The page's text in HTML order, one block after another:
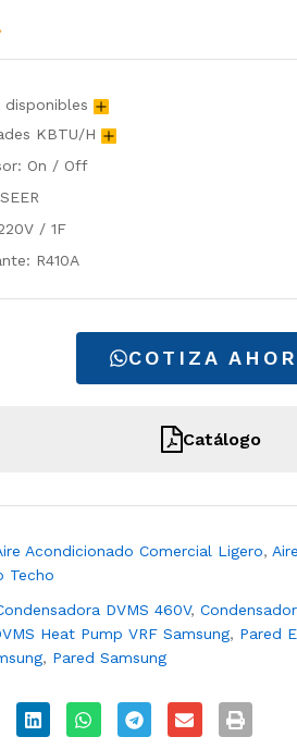
disponibles
KBTU/H
On / Off
/ 1F
R410A
COTIZA
Catálogo
Acondicionado Comercial Ligero,
Techo
DVMS 460V,
Heat Pump VRF Samsung, Pared
, Pared Samsung